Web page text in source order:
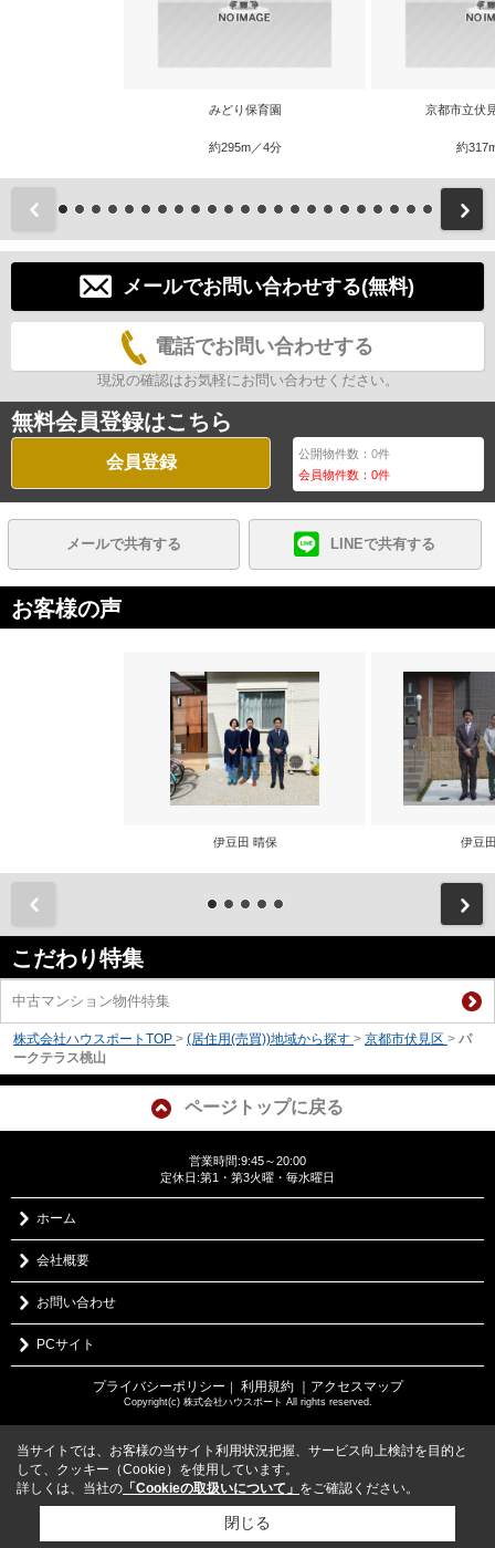
みどり保育園
約295m／4分
京都市立伏
約
前
メールでお問い合わせする(無料)
電話でお問い合わせする
現況の確認はお気軽にお問い合わせください。
無料会員登録はこちら
会員登録 公開物件数：0件
会員物件数：0件
メールで共有する LINEで共有する
お客様の声
伊豆田 晴保 伊豆
こだわり特集
中古マンション物件特集
株式会社ハウスポートTOP > (居住用(売買))地域から探す > 京都市伏見区 > パ
ークテラス桃山
ページトップに戻る
営業時間:9:45～20:00
定休日:第1・第3火曜・毎水曜日
ホーム
会社概要
お問い合わせ
PCサイト
プライバシーポリシー ｜ 利用規約 ｜アクセスマップ
Copyright(c) 株式会社ハウスポート All rights reserved.
当サイトでは、お客様の当サイト利用状況把握、サービス向上検討を目的と
して、クッキー（Cookie）を使用しています。
詳しくは、当社の 「Cookieの取扱いについて」 をご確認ください。
閉じる